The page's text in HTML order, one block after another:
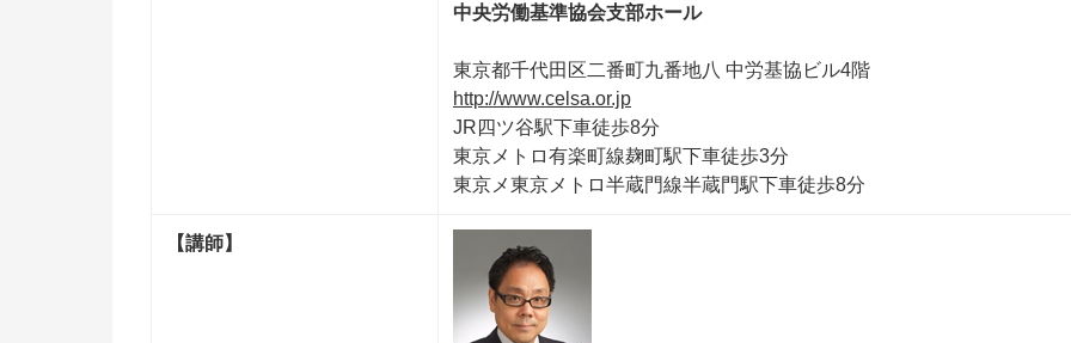
中央労働基準協会支部ホール
東京都千代田区二番町九番地八 中労基協ビル4階
http://www.celsa.or.jp
JR四ツ谷駅下車徒歩8分
東京メトロ有楽町線麹町駅下車徒歩3分
東京メ東京メトロ半蔵門線半蔵門駅下車徒歩8分
【講師】